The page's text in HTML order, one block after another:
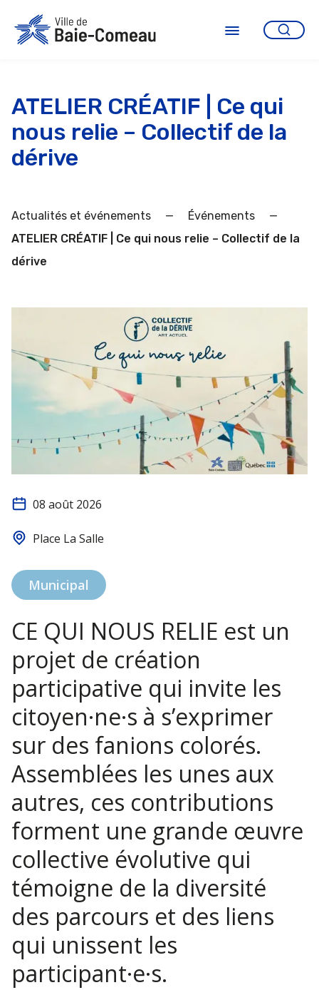
contenu
Ouvrir
ATELIER CRÉATIF | Ce qui
nous relie – Collectif de la
dérive
Actualités et événements — Événements
—
ATELIER CRÉATIF | Ce qui nous relie – Collectif de la
dérive
08 août 2026
Place La Salle
Municipal
CE QUI NOUS RELIE est un
projet de création
participative qui invite les
citoyen·ne·s à s’exprimer
sur des fanions colorés.
Assemblées les unes aux
autres, ces contributions
forment une grande œuvre
collective évolutive qui
témoigne de la diversité
des parcours et des liens
qui unissent les
participant·e·s.